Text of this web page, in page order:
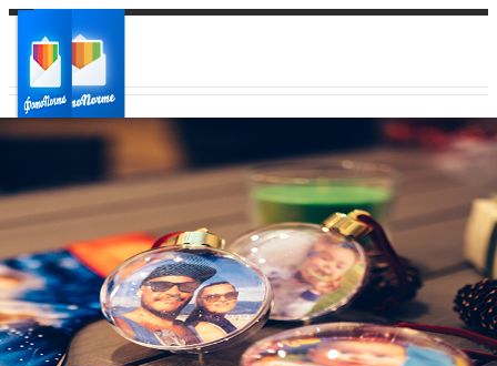
Ваш город:
Ваш регион доставки
Выберите из списка: